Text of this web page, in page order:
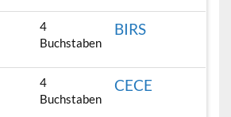
4
Buchstaben
BIRS
4
Buchstaben
CECE